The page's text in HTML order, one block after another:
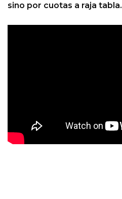
sino por cuotas a raja tabla.